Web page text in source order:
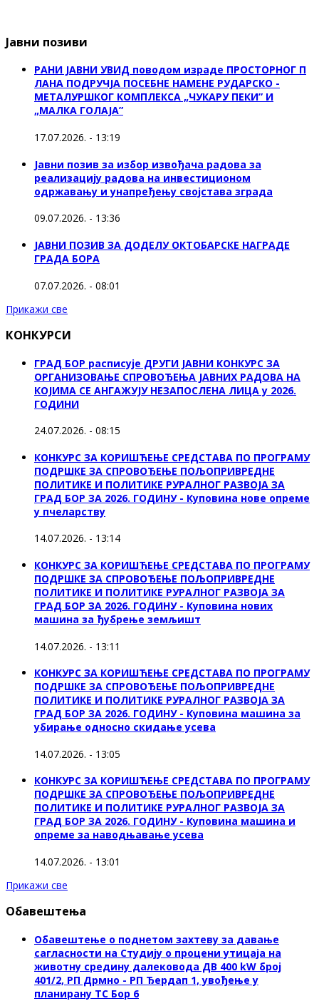
Јавни позиви
РАНИ ЈАВНИ УВИД поводом израде ПРОСТОРНОГ П
ЛАНА ПОДРУЧЈА ПОСЕБНЕ НАМЕНЕ РУДАРСКО -
МЕТАЛУРШКОГ КОМПЛЕКСА „ЧУКАРУ ПЕКИ” И
„МАЛКА ГОЛАЈА”
17.07.2026. - 13:19
Јавни позив за избор извођача радова за
реализацију радова на инвестиционом
одржавању и унапређењу својстава зграда
09.07.2026. - 13:36
ЈАВНИ ПОЗИВ ЗА ДОДЕЛУ ОКТOБАРСКЕ НАГРАДЕ
ГРАДА БОРА
07.07.2026. - 08:01
Прикажи све
КОНКУРСИ
ГРАД БОР расписује ДРУГИ ЈАВНИ КОНКУРС ЗА
ОРГАНИЗОВАЊЕ СПРОВОЂЕЊА ЈАВНИХ РАДОВА НА
КОЈИМА СЕ АНГАЖУЈУ НЕЗАПОСЛЕНА ЛИЦА у 2026.
ГОДИНИ
24.07.2026. - 08:15
КОНКУРС ЗА КОРИШЋЕЊЕ СРЕДСТАВА ПО ПРОГРАМУ
ПОДРШКЕ ЗА СПРОВОЂЕЊЕ ПОЉОПРИВРЕДНЕ
ПОЛИТИКЕ И ПОЛИТИКЕ РУРАЛНОГ РАЗВОЈА ЗА
ГРАД БОР ЗА 2026. ГОДИНУ - Куповина нове опреме
у пчеларству
14.07.2026. - 13:14
КОНКУРС ЗА КОРИШЋЕЊЕ СРЕДСТАВА ПО ПРОГРАМУ
ПОДРШКЕ ЗА СПРОВОЂЕЊЕ ПОЉОПРИВРЕДНЕ
ПОЛИТИКЕ И ПОЛИТИКЕ РУРАЛНОГ РАЗВОЈА ЗА
ГРАД БОР ЗА 2026. ГОДИНУ - Куповина нових
машина за ђубрење земљишт
14.07.2026. - 13:11
КОНКУРС ЗА КОРИШЋЕЊЕ СРЕДСТАВА ПО ПРОГРАМУ
ПОДРШКЕ ЗА СПРОВОЂЕЊЕ ПОЉОПРИВРЕДНЕ
ПОЛИТИКЕ И ПОЛИТИКЕ РУРАЛНОГ РАЗВОЈА ЗА
ГРАД БОР ЗА 2026. ГОДИНУ - Куповинa машина за
убирање односно скидање усева
14.07.2026. - 13:05
КОНКУРС ЗА КОРИШЋЕЊЕ СРЕДСТАВА ПО ПРОГРАМУ
ПОДРШКЕ ЗА СПРОВОЂЕЊЕ ПОЉОПРИВРЕДНЕ
ПОЛИТИКЕ И ПОЛИТИКЕ РУРАЛНОГ РАЗВОЈА ЗА
ГРАД БОР ЗА 2026. ГОДИНУ - Куповина машина и
опреме за наводњавање усева
14.07.2026. - 13:01
Прикажи све
Обавештења
Обавештење о поднетом захтеву за давање
сагласности на Студију о процени утицаја на
животну средину далековода ДВ 400 kW број
401/2, РП Дрмно - РП Ђердап 1, увођење у
планирану ТС Бор 6